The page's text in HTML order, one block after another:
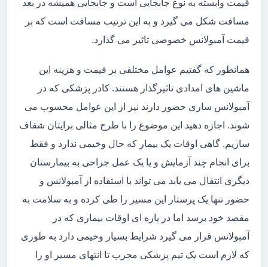
قیمت وابسته به نوع جابجایی است و جابجایی همیشه در بعد
مسافت شکل می گیرد و به این ترتیب مسافت است که بر
قیمت آمبولانس خصوصی تاثیر می گذارد.
همانطور که گفتیم عوامل مختلفی بر قیمت و هزینه این
ماشین های امدادی تاثیرگذار هستند. کادر پزشکی که در
آمبولانس ساری حضور دارند نیز از این عوامل محسوب می
شوند. اجازه دهید این موضوع را با طرح مثالی برایتان شفاف
سازیم. گاهی اوقات یک بیمار که حال وخیمی ندارد و فقط
برای انجام چند آزمایش و یا یک عمل جراحی به بیمارستان
دیگری انتقال می یابد می تواند با استفاده از آمبولانس و
حضور تنها یک پرستار این مسیر را طی کرده و به سلامت به
مقصد خود برسد اما در پاره ای اوقات بیماری که در
آمبولانس قرار می گیرد شرایط بسیار وخیمی دارد به طوری
که لازم است یک تیم پزشکی مجرب تا انتهای مسیر او را